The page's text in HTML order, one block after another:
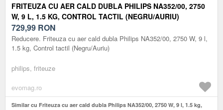
FRITEUZA CU AER CALD DUBLA PHILIPS NA352/00, 2750
W, 9 L, 1.5 KG, CONTROL TACTIL (NEGRU/AURIU)
729,99 RON
Reducere. Friteuza cu aer cald dubla Philips NA352/00, 2750 W, 9 l,
1.5 kg, Control tactil (Negru/Auriu)
philips, friteuze
evomag.ro
Similar cu Friteuza cu aer cald dubla Philips NA352/00, 2750 W, 9 l, 1.5 kg,